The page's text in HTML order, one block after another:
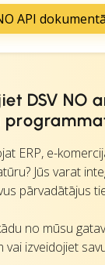
API
DSV NO
ERP, e-
Jūs varat
pārvadātājus
no mūsu
vai izveidojiet